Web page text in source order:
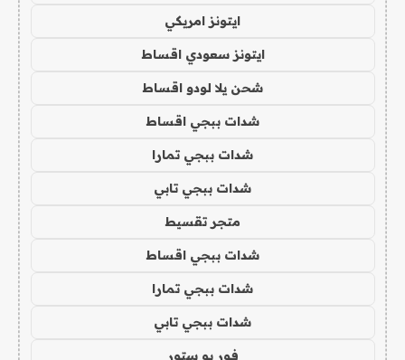
ايتونز امريكي
ايتونز سعودي اقساط
شحن يلا لودو اقساط
شدات ببجي اقساط
شدات ببجي تمارا
شدات ببجي تابي
متجر تقسيط
شدات ببجي اقساط
شدات ببجي تمارا
شدات ببجي تابي
فور يو ستور